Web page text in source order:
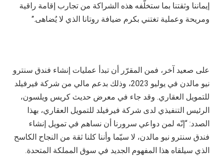
إيماننا وثقتنا بما ستخلّفه هذه الشراكة من تجارب إقامة راقية
ومريحة وعملية تغتني بكرم ضيافة روتانا الذي لا يُضاهى.”
على صعيد آخر، فمن المقرّر أن تبدأ عمليات إنشاء فندق سنترو
نيو مالدن في يوليو 2023، وذلك بدعم مالي من شركة فيرفيلد
للتمويل العقاري. وقد جاء في معرض حديث كريس ويلسون،
الرئيس التنفيذي لدى شركة فيرفيلد للتمويل العقاري، بهذا
الصدد: “إنّه لمن دواعي سرورنا أن نساهم في تمويل إنشاء
فندق سنترو نيو مالدن، لا سيّما وأننا كلنا ثقة من النجاح الكاسح
الذي سيلقاه هذا المفهوم الجديد في سوق المملكة المتحدة.